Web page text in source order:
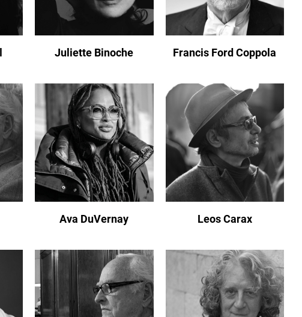
Juliette Binoche Francis Ford Coppola
Ava DuVernay Leos Carax